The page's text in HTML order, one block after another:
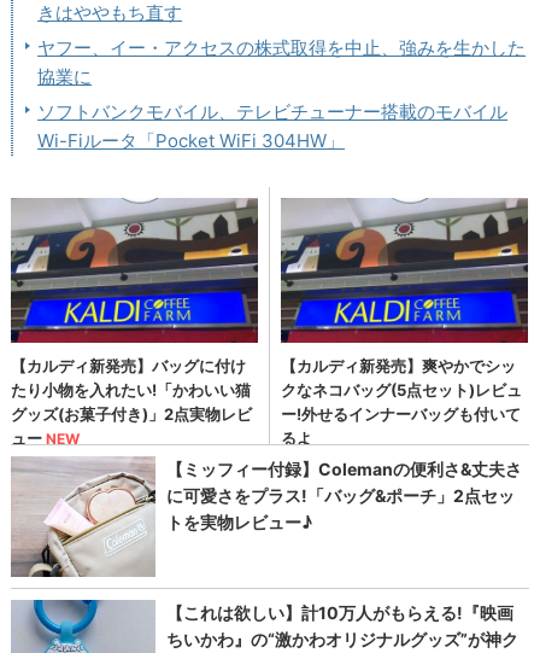
きはややもち直す
ヤフー、イー・アクセスの株式取得を中止、強みを生かした
協業に
ソフトバンクモバイル、テレビチューナー搭載のモバイル
Wi-Fiルータ「Pocket WiFi 304HW」